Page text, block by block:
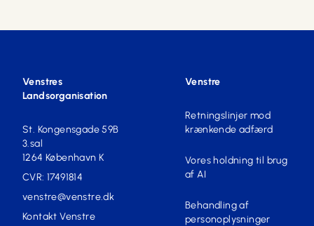
Venstres
Landsorganisation
St. Kongensgade 59B
3.sal
1264 København K
CVR: 17491814
venstre@venstre.dk
Kontakt Venstre
Venstre
Retningslinjer mod
krænkende adfærd
Vores holdning til brug
af AI
Behandling af
personoplysninger